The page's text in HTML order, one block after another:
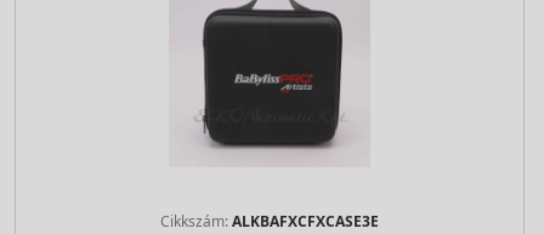
Cikkszám:ALKBAFXCFXCASE3E